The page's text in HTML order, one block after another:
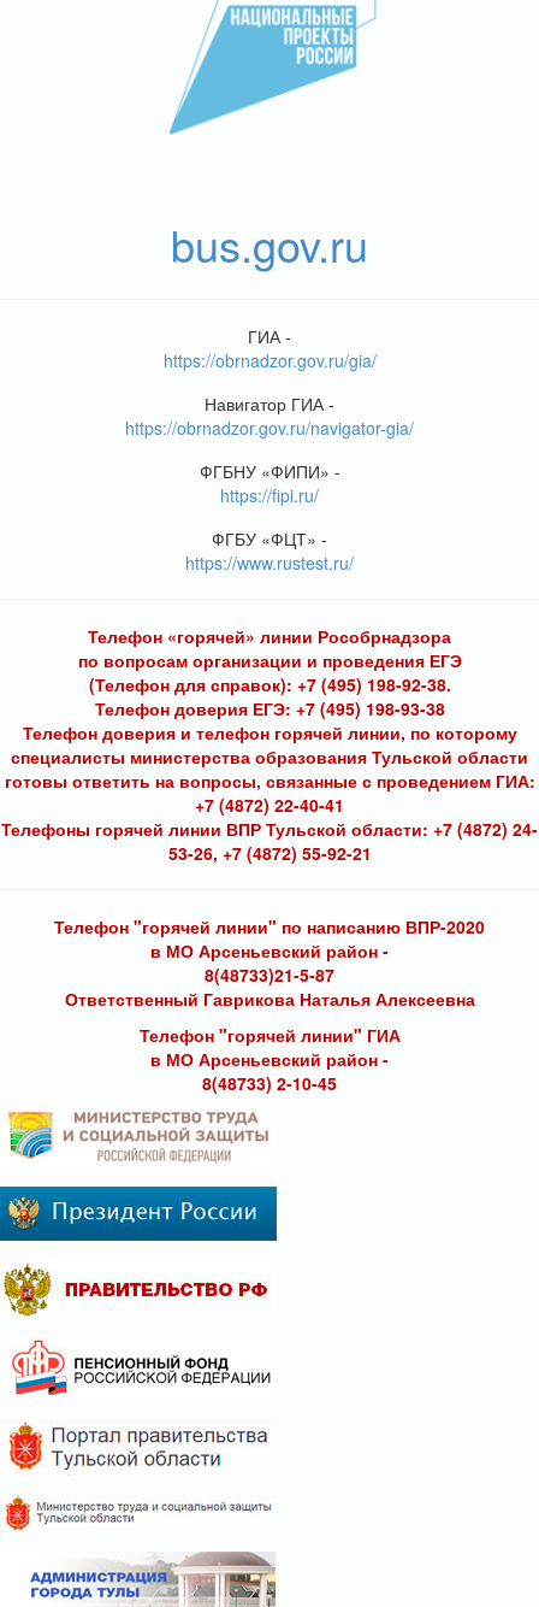
bus.gov.ru
ГИА -
https://obrnadzor.gov.ru/gia/
Навигатор ГИА -
https://obrnadzor.gov.ru/navigator-gia/
ФГБНУ «ФИПИ» -
https://fipi.ru/
ФГБУ «ФЦТ» -
https://www.rustest.ru/
Телефон «горячей» линии Рособрнадзора
по вопросам организации и проведения ЕГЭ
(Телефон для справок): +7 (495) 198-92-38.
Телефон доверия ЕГЭ: +7 (495) 198-93-38
Телефон доверия и телефон горячей линии, по которому
специалисты министерства образования Тульской области
готовы ответить на вопросы, связанные с проведением ГИА:
+7 (4872) 22-40-41
Телефоны горячей линии ВПР Тульской области: +7 (4872) 24-
53-26, +7 (4872) 55-92-21
Телефон "горячей линии" по написанию ВПР-2020
в МО Арсеньевский район -
8(48733)21-5-87
Ответственный Гаврикова Наталья Алексеевна
Телефон "горячей линии" ГИА
в МО Арсеньевский район -
8(48733) 2-10-45